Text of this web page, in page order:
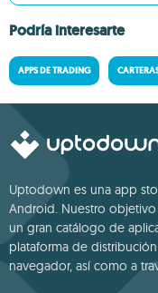
Podría interesarte
APPS DE TRADING
Uptodown es una app
Android. Nuestro
un gran catálogo de
plataforma de
navegador, así como a